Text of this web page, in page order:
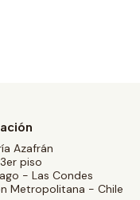
Azafrán
piso
- Las Condes
Metropolitana - Chile